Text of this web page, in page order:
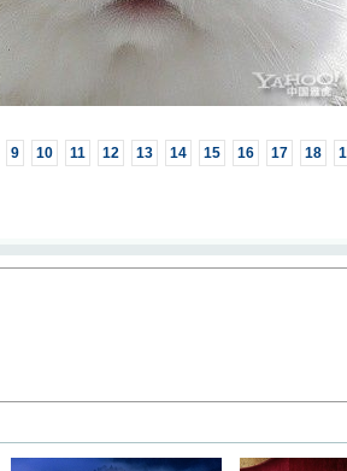
9 10 11 12 13 14 15 16 17 18